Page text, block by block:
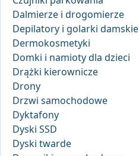
Dalmierze i drogomierze
Depilatory i golarki damskie
Dermokosmetyki
Domki i namioty dla dzieci
Drążki kierownicze
Drony
Drzwi samochodowe
Dyktafony
Dyski SSD
Dyski twarde